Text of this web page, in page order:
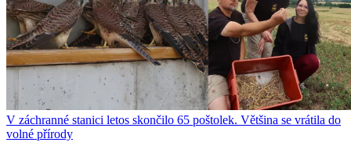
V záchranné stanici letos skončilo 65 poštolek. Většina se vrátila do
volné přírody